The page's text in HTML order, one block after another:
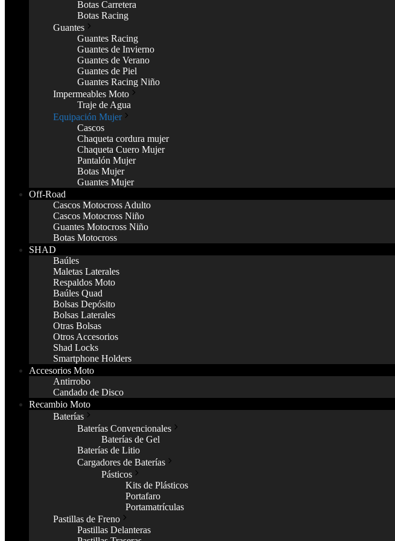
Botas Carretera
Botas Racing
Guantes
Guantes Racing
Guantes de Invierno
Guantes de Verano
Guantes de Piel
Guantes Racing Niño
Impermeables Moto
Traje de Agua
Equipación Mujer
Cascos
Chaqueta cordura mujer
Chaqueta Cuero Mujer
Pantalón Mujer
Botas Mujer
Guantes Mujer
Off-Road
Cascos Motocross Adulto
Cascos Motocross Niño
Guantes Motocross Niño
Botas Motocross
SHAD
Baúles
Maletas Laterales
Respaldos Moto
Baúles Quad
Bolsas Depósito
Bolsas Laterales
Otras Bolsas
Otros Accesorios
Shad Locks
Smartphone Holders
Accesorios Moto
Antirrobo
Candado de Disco
Recambio Moto
Baterías
Baterías Convencionales
Baterías de Gel
Baterías de Litio
Cargadores de Baterías
Pásticos
Kits de Plásticos
Portafaro
Portamatrículas
Pastillas de Freno
Pastillas Delanteras